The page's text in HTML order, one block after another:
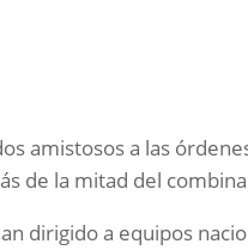
amistosos a las
de la mitad del
dirigido a equipos